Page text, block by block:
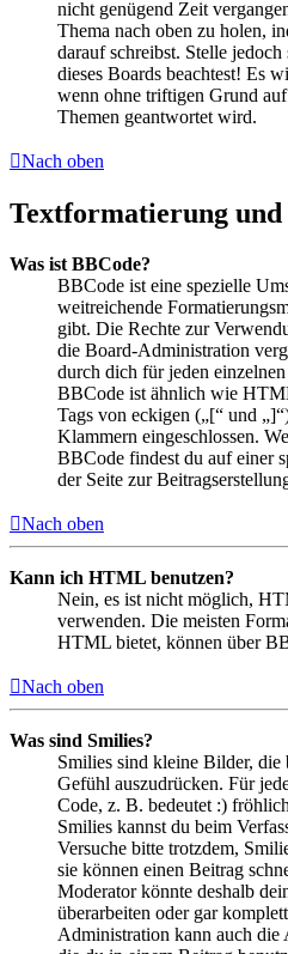
nicht genügend Zeit
Thema nach oben zu holen,
darauf schreibst. Stelle jedoch
dieses Boards beachtest! Es
wenn ohne triftigen Grund auf
Themen geantwortet wird.
Nach oben
Textformatierung und
Was ist BBCode?
BBCode ist eine spezielle
weitreichende
gibt. Die Rechte zur
die Board-Administration
durch dich für jeden
BBCode ist ähnlich wie
Tags von eckigen („[“ und
Klammern eingeschlossen.
BBCode findest du auf einer
der Seite zur
Nach oben
Kann ich HTML benutzen?
Nein, es ist nicht möglich,
verwenden. Die meisten
HTML bietet, können über
Nach oben
Was sind Smilies?
Smilies sind kleine Bilder, die
Gefühl auszudrücken. Für
Code, z. B. bedeutet :)
Smilies kannst du beim
Versuche bitte trotzdem,
sie können einen Beitrag
Moderator könnte deshalb
überarbeiten oder gar
Administration kann auch die